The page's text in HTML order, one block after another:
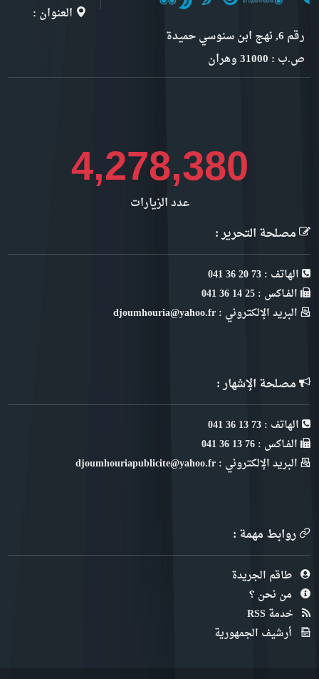
العنوان :
رقم 6, نهج ابن سنوسي حميدة
ص.ب : 31000 وهران
4,667,319
عدد الزيارات
مصلحة التحرير :
الهاتف : 73 20 36 041
الفـاكس : 25 14 36 041
البريد الإلكتروني : djoumhouria@yahoo.fr
مصلحة الإشهار :
الهاتف : 73 13 36 041
الفـاكس : 76 13 36 041
البريد الإلكتروني : djoumhouriapublicite@yahoo.fr
روابط مهمة :
طاقم الجريدة
من نحن ؟
خدمة RSS
أرشيف الجمهورية